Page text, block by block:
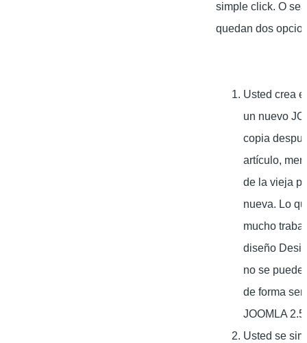
simple click. O
quedan dos
Usted crea
un nuevo
copia
artículo,
de la vieja
nueva. Lo
mucho
diseño
no se puede
de forma
JOOMLA 2.5.
Usted se